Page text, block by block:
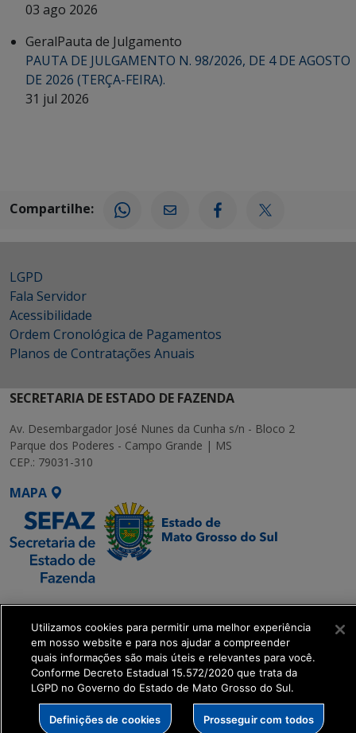
03 ago 2026
GeralPauta de Julgamento
PAUTA DE JULGAMENTO N. 98/2026, DE 4 DE AGOSTO
DE 2026 (TERÇA-FEIRA).
31 jul 2026
Compartilhe:
LGPD
Fala Servidor
Acessibilidade
Ordem Cronológica de Pagamentos
Planos de Contratações Anuais
SECRETARIA DE ESTADO DE FAZENDA
Av. Desembargador José Nunes da Cunha s/n - Bloco 2
Parque dos Poderes - Campo Grande | MS
CEP.: 79031-310
MAPA
SETDIG | Secretaria-
Executiva de
Transformação Digital
get_footer();
Utilizamos cookies para permitir uma melhor experiência
em nosso website e para nos ajudar a compreender
quais informações são mais úteis e relevantes para você.
Conforme Decreto Estadual 15.572/2020 que trata da
LGPD no Governo do Estado de Mato Grosso do Sul.
Definições de cookies Prosseguir com todos